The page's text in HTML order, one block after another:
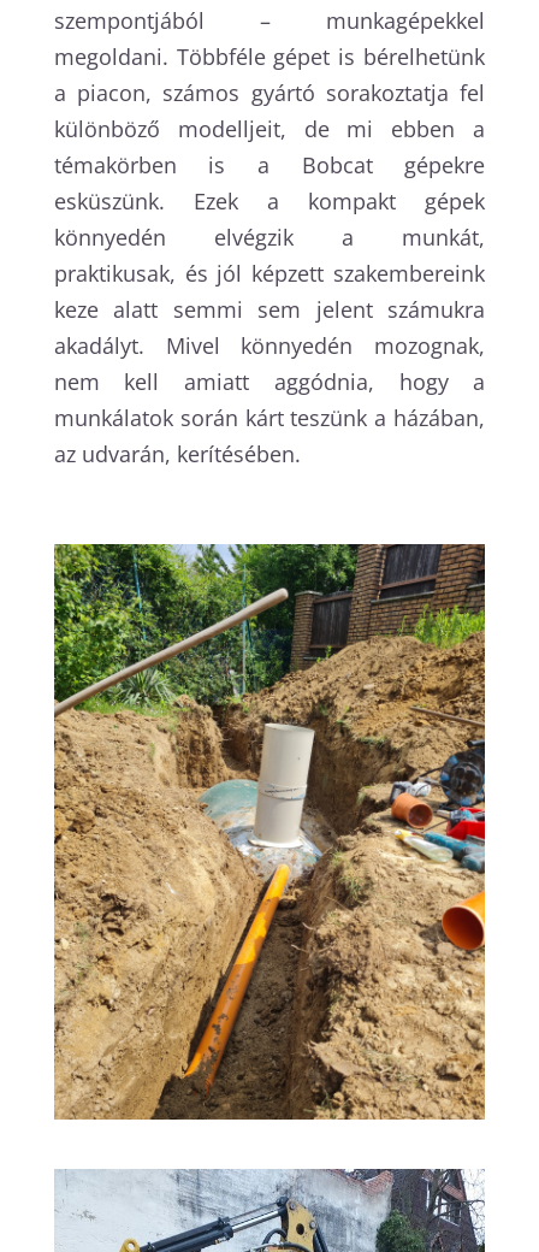
szempontjából – munkagépekkel
megoldani. Többféle gépet is bérelhetünk
a piacon, számos gyártó sorakoztatja fel
különböző modelljeit, de mi ebben a
témakörben is a Bobcat gépekre
esküszünk. Ezek a kompakt gépek
könnyedén elvégzik a munkát,
praktikusak, és jól képzett szakembereink
keze alatt semmi sem jelent számukra
akadályt. Mivel könnyedén mozognak,
nem kell amiatt aggódnia, hogy a
munkálatok során kárt teszünk a házában,
az udvarán, kerítésében.